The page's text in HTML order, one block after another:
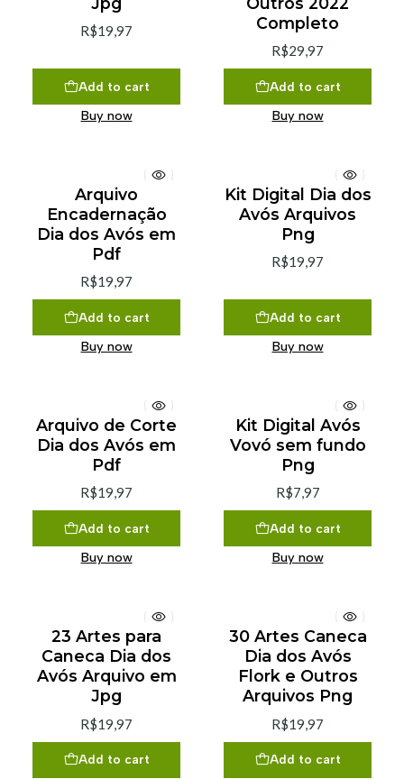
R$19,97
Add to cart
Buy now
Completo
R$29,97
Add to cart
Buy now
Arquivo
Encadernação
Dia dos Avós em
Pdf
R$19,97
Add to cart
Buy now
Kit Digital Dia dos
Avós Arquivos
Png
R$19,97
Add to cart
Buy now
Arquivo de Corte
Dia dos Avós em
Pdf
R$19,97
Add to cart
Buy now
Kit Digital Avós
Vovó sem fundo
Png
R$7,97
Add to cart
Buy now
23 Artes para
Caneca Dia dos
Avós Arquivo em
Jpg
R$19,97
Add to cart
30 Artes Caneca
Dia dos Avós
Flork e Outros
Arquivos Png
R$19,97
Add to cart